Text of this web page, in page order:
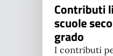
Contributi
scuole
grado
I contributi